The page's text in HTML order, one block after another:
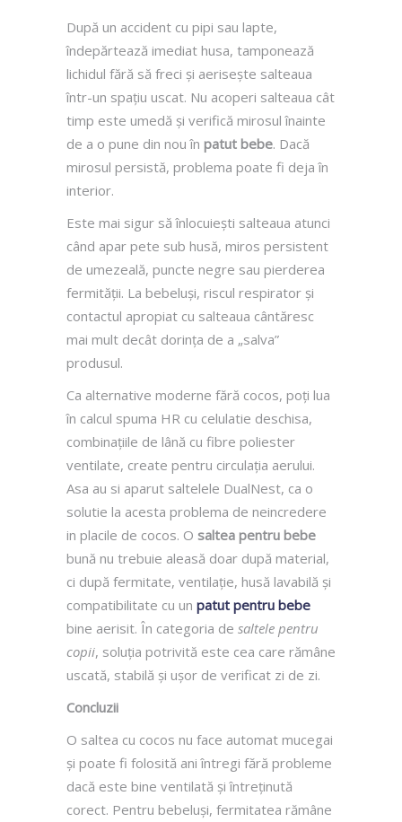
După un accident cu pipi sau lapte,
îndepărtează imediat husa, tamponează
lichidul fără să freci și aerisește salteaua
într-un spațiu uscat. Nu acoperi salteaua cât
timp este umedă și verifică mirosul înainte
de a o pune din nou în patut bebe. Dacă
mirosul persistă, problema poate fi deja în
interior.
Este mai sigur să înlocuiești salteaua atunci
când apar pete sub husă, miros persistent
de umezeală, puncte negre sau pierderea
fermității. La bebeluși, riscul respirator și
contactul apropiat cu salteaua cântăresc
mai mult decât dorința de a „salva”
produsul.
Ca alternative moderne fără cocos, poți lua
în calcul spuma HR cu celulatie deschisa,
combinațiile de lână cu fibre poliester
ventilate, create pentru circulația aerului.
Asa au si aparut saltelele DualNest, ca o
solutie la acesta problema de neincredere
in placile de cocos. O saltea pentru bebe
bună nu trebuie aleasă doar după material,
ci după fermitate, ventilație, husă lavabilă și
compatibilitate cu un patut pentru bebe
bine aerisit. În categoria de saltele pentru
copii, soluția potrivită este cea care rămâne
uscată, stabilă și ușor de verificat zi de zi.
Concluzii
O saltea cu cocos nu face automat mucegai
și poate fi folosită ani întregi fără probleme
dacă este bine ventilată și întreținută
corect. Pentru bebeluși, fermitatea rămâne